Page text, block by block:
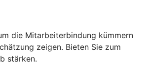
die Mitarbeiterbindung kümmern
zeigen. Bieten Sie zum
stärken.